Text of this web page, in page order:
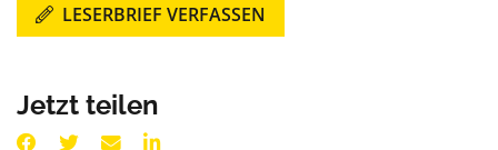
LESERBRIEF VERFASSEN
Jetzt teilen